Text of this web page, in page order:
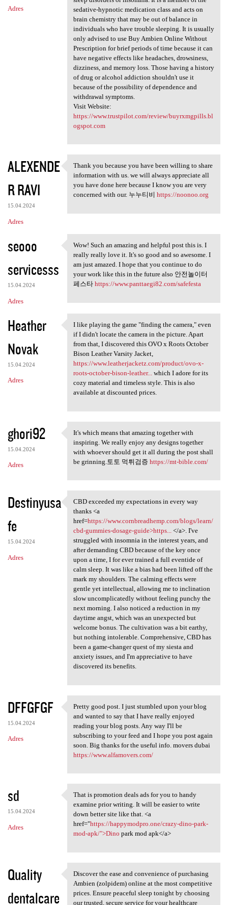
Adres
sedative-hypnotic medication class and acts on
brain chemistry that may be out of balance in
individuals who have trouble sleeping. It is usually
only advised to use Buy Ambien Online Without
Prescription for brief periods of time because it can
have negative effects like headaches, drowsiness,
dizziness, and memory loss. Those having a history
of drug or alcohol addiction shouldn't use it
because of the possibility of dependence and
withdrawal symptoms.
Visit Website:
https://www.trustpilot.com/review/buyrxmgpills.bl
ogspot.com
ALEXENDE
R RAVI
15.04.2024
Adres
Thank you because you have
Thank you because you have been willing to share
information with us. we will always appreciate all
you have done here because I know you are very
concerned with our. 누누티비 https://noonoo.org
seooo
servicesss
15.04.2024
Adres
Wow! Such an amazing and
Wow! Such an amazing and helpful post this is. I
really really love it. It's so good and so awesome. I
am just amazed. I hope that you continue to do
your work like this in the future also 안전놀이터
페스타 https://www.panttaegi82.com/safefesta
Heather
Novak
15.04.2024
Adres
I like playing the game
I like playing the game "finding the camera," even
if I didn't locate the camera in the picture. Apart
from that, I discovered this OVO x Roots October
Bison Leather Varsity Jacket,
https://www.leatherjacketz.com/product/ovo-x-
roots-october-bison-leather...which I adore for its
cozy material and timeless style. This is also
available at discounted prices.
ghori92
15.04.2024
Adres
It's which means that amazing
It's which means that amazing together with
inspiring. We really enjoy any designs together
with whoever should get it all during the post shall
be grinning.토토 먹튀검증 https://mt-bible.com/
Destinyusa
fe
15.04.2024
Adres
CBD exceeded my expectations
CBD exceeded my expectations in every way
thanks <a
href=https://www.cornbreadhemp.com/blogs/learn/
cbd-gummies-dosage-guide>https...</a>. I've
struggled with insomnia in the interest years, and
after demanding CBD because of the key once
upon a time, I for ever trained a full eventide of
calm sleep. It was like a bias had been lifted off the
mark my shoulders. The calming effects were
gentle yet intellectual, allowing me to inclination
slow uncomplicatedly without feeling punchy the
next morning. I also noticed a reduction in my
daytime angst, which was an unexpected but
welcome bonus. The cultivation was a bit earthy,
but nothing intolerable. Comprehensive, CBD has
been a game-changer quest of my siesta and
anxiety issues, and I'm appreciative to have
discovered its benefits.
DFFGFGF
15.04.2024
Adres
Pretty good post. I just
Pretty good post. I just stumbled upon your blog
and wanted to say that I have really enjoyed
reading your blog posts. Any way I'll be
subscribing to your feed and I hope you post again
soon. Big thanks for the useful info. movers dubai
https://www.alfamovers.com/
sd
15.04.2024
Adres
That is promotion deals ads
That is promotion deals ads for you to handy
examine prior writing. It will be easier to write
down better site like that. <a
href="https://happymodpro.one/crazy-dino-park-
mod-apk/">Dino park mod apk</a>
Quality
dentalcare
Discover the ease and
Discover the ease and convenience of purchasing
Ambien (zolpidem) online at the most competitive
prices. Ensure peaceful sleep tonight by choosing
our trusted, secure service for your healthcare